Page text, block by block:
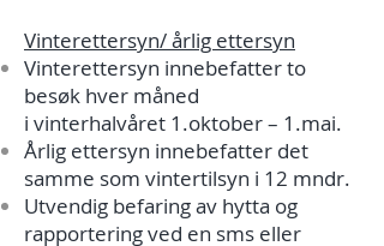
Vinterettersyn/ årlig ettersyn
Vinterettersyn innebefatter to
besøk hver måned
i vinterhalvåret 1.oktober – 1.mai.
Årlig ettersyn innebefatter det
samme som vintertilsyn i 12 mndr.
Utvendig befaring av hytta og
rapportering ved en sms eller